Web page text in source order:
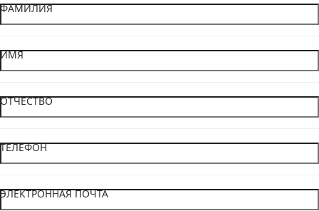
ФАМИЛИЯ
ИМЯ
ОТЧЕСТВО
ТЕЛЕФОН
ЭЛЕКТРОННАЯ ПОЧТА